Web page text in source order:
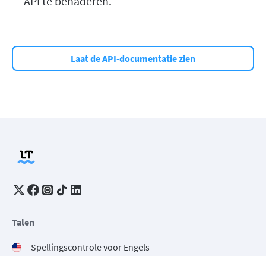
Laat de API-documentatie zien
Talen
Spellingscontrole voor Engels